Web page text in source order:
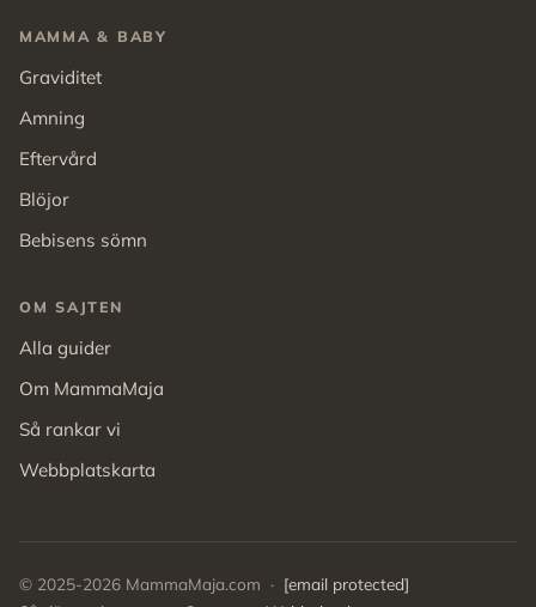
MAMMA & BABY
Graviditet
Amning
Eftervård
Blöjor
Bebisens sömn
OM SAJTEN
Alla guider
Om MammaMaja
Så rankar vi
Webbplatskarta
© 2025-2026 MammaMaja.com · [email protected]